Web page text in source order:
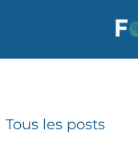
Tous les posts